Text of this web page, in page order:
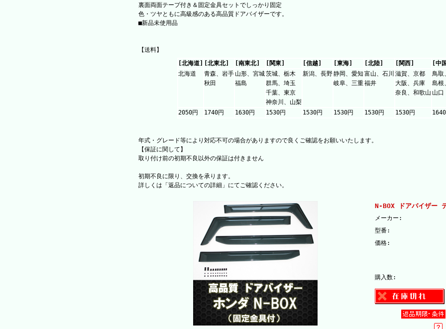
裏面両面テープ付き＆固定金具セットでしっかり固定
色・ツヤともに高級感のある高品質ドアバイザーです。
■新品未使用品
【送料】
[北海道]
[北東北] [南東北] [関東] [信越] [東海] [北陸] [関西] [中
北海道
青森、岩手
秋田
山形、宮城
福島
茨城、栃木
群馬、埼玉
千葉、東京
神奈川、山梨
新潟、長野静岡、愛知
岐阜、三重
富山、石川
福井
滋賀、京都
大阪、兵庫
奈良、和歌山
鳥取
島根
山口
2050円 1740円 1630円 1530円 1530円 1530円 1530円 1530円
年式・グレード等により対応不可の場合がありますので良くご確認をお願いいたします。
【保証に関して】
取り付け前の初期不良以外の保証は付きません
初期不良に限り、交換を承ります。
詳しくは「返品についての詳細」にてご確認ください。
N-BOX ドアバイザー
メーカー:
型番:
価格:
購入数: